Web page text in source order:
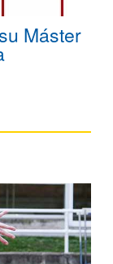
Máster